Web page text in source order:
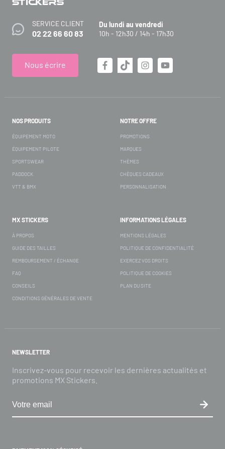
SERVICE CLIENT
02 22 66 60 83
Du lundi au vendredi
10h - 12h30 / 14h - 17h30
Nous écrire
NOS PRODUITS
ÉQUIPEMENT MOTO
ÉQUIPEMENT PILOTE
SPORTSWEAR
PADDOCK
VTT & BMX
NOTRE OFFRE
PROMOTIONS
MARQUES
THÈMES
CHÈQUES CADEAUX
PERSONNALISATION
MX STICKERS
À PROPOS
GUIDE DES TAILLES
REMBOURSEMENT / ÉCHANGE
FAQ
CONSEILS
CONDITIONS GÉNÉRALES DE VENTE
INFORMATIONS LÉGALES
MENTIONS LÉGALES
POLITIQUE DE CONFIDENTIALITÉ
EXERCEZ VOS DROITS
POLITIQUE DE COOKIES
PLAN DU SITE
NEWSLETTER
Inscrivez-vous pour recevoir les dernières actualités et
promotions MX Stickers.